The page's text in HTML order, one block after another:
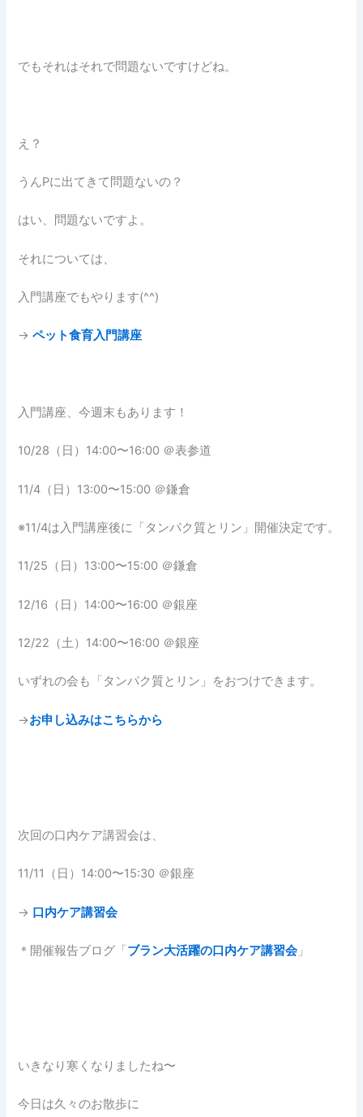
でもそれはそれで問題ないですけどね。
え？
うんPに出てきて問題ないの？
はい、問題ないですよ。
それについては、
入門講座でもやります(^^)
→ペット食育入門講座
入門講座、今週末もあります！
10/28（日）14:00〜16:00 ＠表参道
11/4（日）13:00〜15:00 ＠鎌倉
※11/4は入門講座後に「タンパク質とリン」開催決定です。
11/25（日）13:00〜15:00 ＠鎌倉
12/16（日）14:00〜16:00 ＠銀座
12/22（土）14:00〜16:00 ＠銀座
いずれの会も「タンパク質とリン」をおつけできます。
→お申し込みはこちらから
次回の口内ケア講習会は、
11/11（日）14:00〜15:30 ＠銀座
→ 口内ケア講習会
＊開催報告ブログ「ブラン大活躍の口内ケア講習会 」
いきなり寒くなりましたね〜
今日は久々のお散歩に